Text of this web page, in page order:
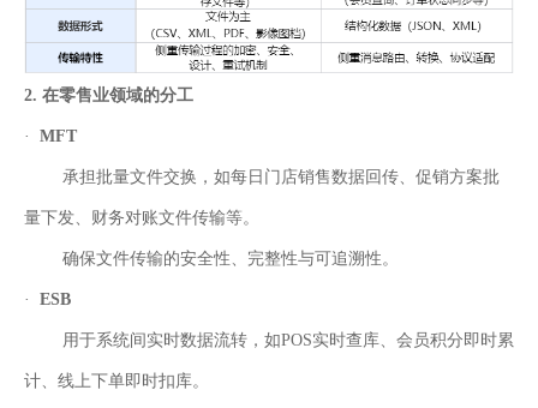
2. 在零售业领域的分工
· MFT
承担批量文件交换，如每日门店销售数据回传、促销方案批
量下发、财务对账文件传输等。
确保文件传输的安全性、完整性与可追溯性。
· ESB
用于系统间实时数据流转，如POS实时查库、会员积分即时累
计、线上下单即时扣库。